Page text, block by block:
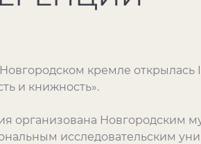
кремле
и книжность».
организована Новгородским
исследовательским